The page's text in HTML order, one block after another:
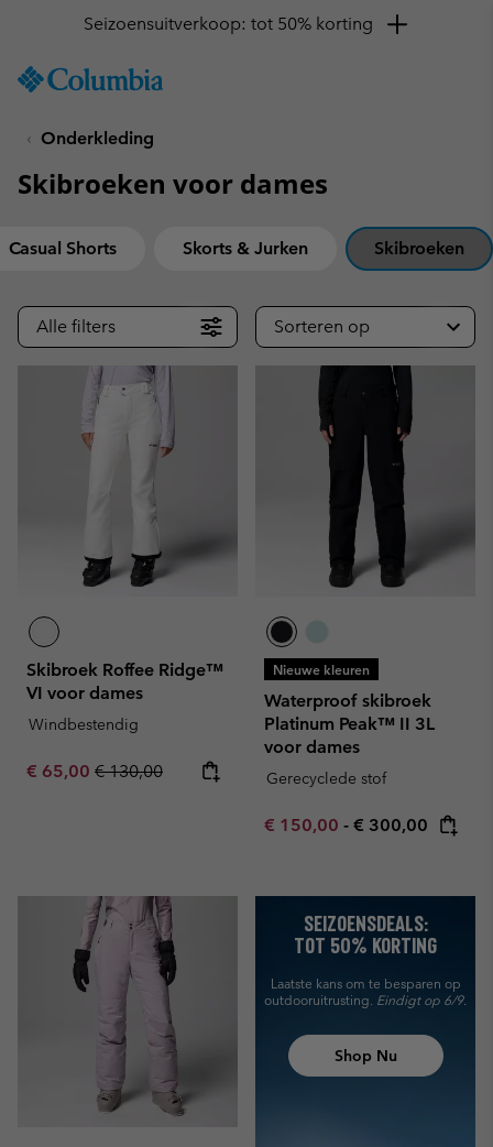
TO
SKIP
MAIN
SKIP
Krijg 10% korting
Onderkleding
Skibroeken voor dames
Casual Shorts Skorts & Jurken Skibroeken
Alle filters Sorteren op
Skibroek Roffee Ridge™
VI voor dames
Windbestendig
Sale price:
€ 65,00 Regular price:
€ 130,00
Nieuwe kleuren
Waterproof skibroek
Platinum Peak™ II 3L
voor dames
Gerecyclede stof
Minimum sale price:
€ 150,00 - Maximum price:
€ 300,00
SEIZOENSDEALS:
TOT 50% KORTING
Laatste kans om te besparen op
outdooruitrusting. Eindigt op 6/9.
Shop Nu